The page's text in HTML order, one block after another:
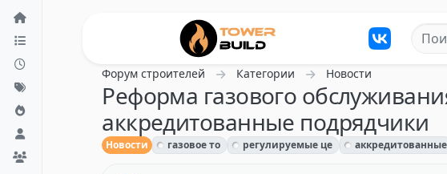
Перейти к содержанию
Форум строителей Категории Новости
Реформа газового
аккредитованные подрядчики
Новости газовое то регулируемые це аккредитованные